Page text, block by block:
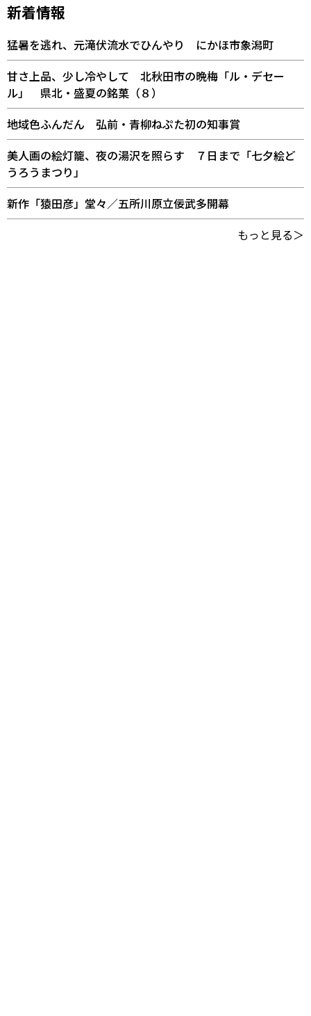
新着情報
猛暑を逃れ、元滝伏流水でひんやり にかほ市象潟町
甘さ上品、少し冷やして 北秋田市の晩梅「ル・デセー
ル」 県北・盛夏の銘菓（８）
地域色ふんだん 弘前・青柳ねぷた初の知事賞
美人画の絵灯籠、夜の湯沢を照らす ７日まで「七夕絵ど
うろうまつり」
新作「猿田彦」堂々／五所川原立佞武多開幕
もっと見る＞